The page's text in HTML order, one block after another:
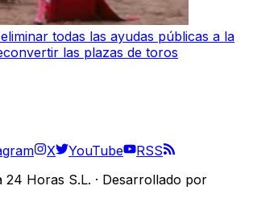
todas las ayudas públicas a la
las plazas de toros
X YouTube
RSS
24 Horas S.L. · Desarrollado por